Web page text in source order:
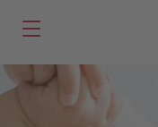
Skip to main content